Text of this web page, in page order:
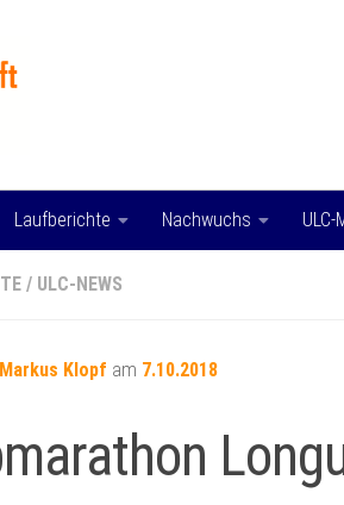
Laufberichte Nachwuchs
/ ULC-NEWS
Markus Klopf am 7.10.2018